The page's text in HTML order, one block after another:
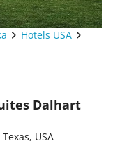
Hotels USA
Dalhart
USA